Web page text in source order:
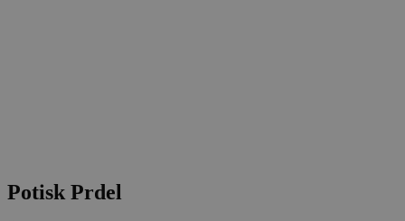
Potisk Prdel